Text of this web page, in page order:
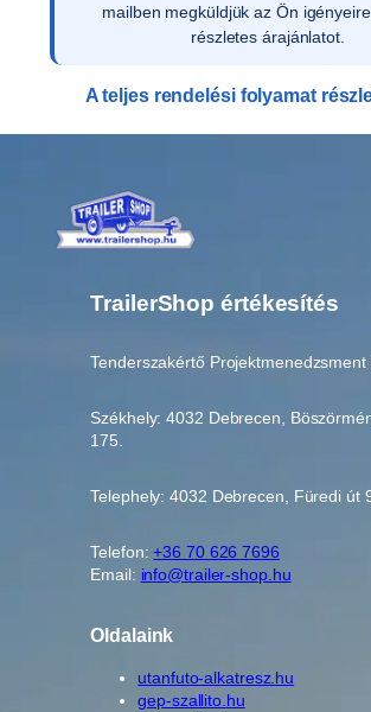
mailben megküldjük az Ön
részletes árajánlatot.
A teljes rendelési folyamat
TrailerShop értékesítés
Tenderszakértő Projektmenedzsment
Székhely: 4032 Debrecen,
175.
Telephely: 4032 Debrecen, Füredi út
Telefon:+36 70 626 7696
Email: info@trailer-shop.hu
Oldalaink
utanfuto-alkatresz.hu
gep-szallito.hu